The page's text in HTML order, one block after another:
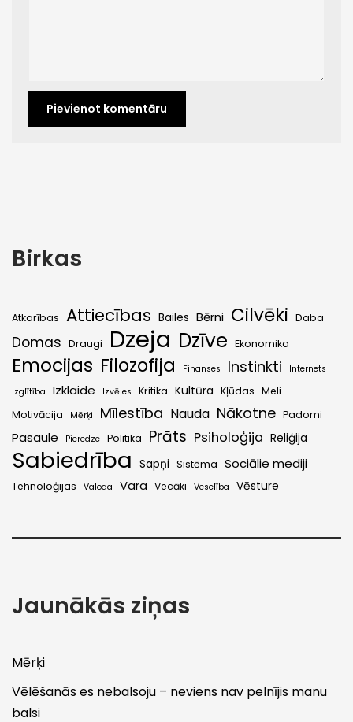
Birkas
Atkarības Attiecības Bailes Bērni Cilvēki Daba
Domas Draugi Dzeja Dzīve Ekonomika
Emocijas Filozofija Finanses Instinkti
Internets
Izglītība
Izklaide Izvēles Kritika Kultūra Kļūdas Meli
Motivācija
Mērķi Mīlestība Nauda Nākotne Padomi
Pasaule Pieredze Politika Prāts Psiholoģija Reliģija
Sabiedrība Sapņi Sistēma Sociālie mediji
Tehnoloģijas Valoda Vara Vecāki Veselība Vēsture
Jaunākās ziņas
Mērķi
Vēlēšanās es nebalsoju – neviens nav pelnījis manu
balsi